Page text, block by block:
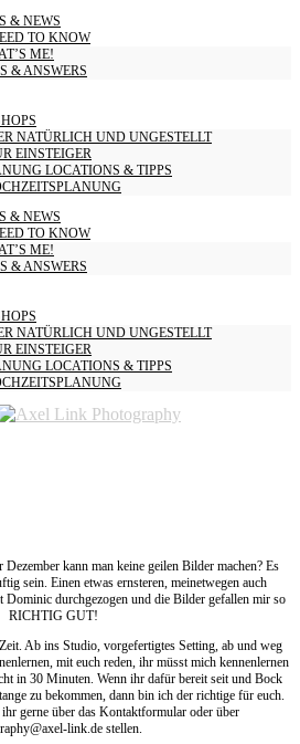
& NEWS
TO KNOW
ME!
& ANSWERS
NATÜRLICH UND UNGESTELLT
EINSTEIGER
LOCATIONS & TIPPS
& NEWS
TO KNOW
ME!
& ANSWERS
NATÜRLICH UND UNGESTELLT
EINSTEIGER
LOCATIONS & TIPPS
kann man keine geilen Bilder machen? Es
sein. Einen etwas ernsteren, meinetwegen auch
Dominic durchgezogen und die Bilder gefallen mir so
RICHTIG GUT!
Ab ins Studio, vorgefertigtes Setting, ab und weg
mit euch reden, ihr müsst mich kennenlernen
in 30 Minuten. Wenn ihr dafür bereit seit und Bock
zu bekommen, dann bin ich der richtige für euch.
gerne über das Kontaktformular oder über
link.de stellen.